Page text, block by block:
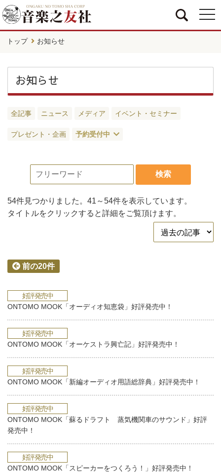
トップ お知らせ
お知らせ
全記事 ニュース メディア イベント・セミナー
プレゼント・企画 予約受付中
検索
54件見つかりました。 41～54件を表示しています。
タイトルをクリックすると詳細をご覧頂けます。
前の20件
好評発売中
ONTOMO MOOK「オーディオ知恵袋」好評発売中！
好評発売中
ONTOMO MOOK「オーケストラ興亡記」好評発売中！
好評発売中
ONTOMO MOOK「新編オーディオ用語総辞典」好評発売中！
好評発売中
ONTOMO MOOK「蘇るドラフト 蒸気機関車のサウンド」好評
発売中！
好評発売中
ONTOMO MOOK「スピーカーをつくろう！」好評発売中！